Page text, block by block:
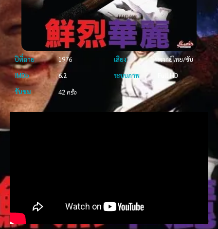
ปีที่ฉาย 1976 เสียง
พากย์ไทย/ซับ
IMDb
6.2 ระบบภาพ
Full HD
รับชม
42 ครั้ง